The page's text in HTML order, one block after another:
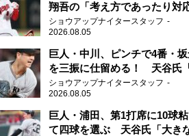
翔吾の「考え方であったり対
を勉強して」
ショウアップナイタースタッフ
2026.08.05
巨人・中川、ピンチで4番・
を三振に仕留める！ 天谷氏
げミスなく追い込んだ。そこに
きる」
ショウアップナイタースタッフ
2026.08.05
巨人・浦田、第1打席に10球
て四球を選ぶ 天谷氏「大き